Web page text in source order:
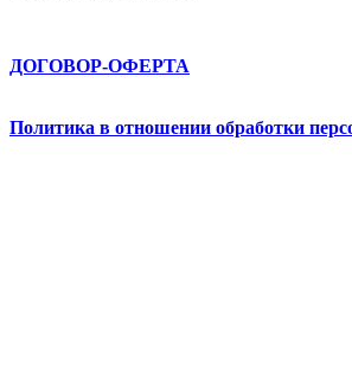
ДОГОВОР-ОФЕРТА
Политика в отношении обработки